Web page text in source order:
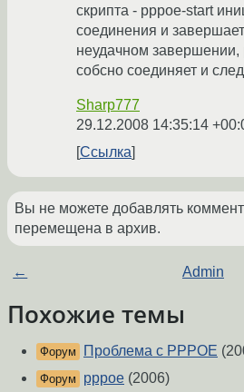
скрипта - pppoe-start
соединения и
неудачном завершении,
собсно соединяет и
Sharp777
29.12.2008 14:35:14
Ссылка
Вы не можете добавлять
перемещена в архив.
← Admin
Похожие темы
Форум Проблема с PPPOE
Форум pppoe (2006)